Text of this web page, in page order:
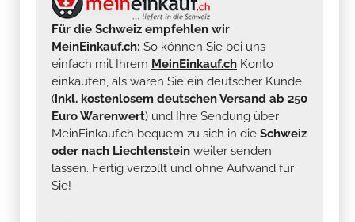
Für die Schweiz empfehlen wir
MeinEinkauf.ch: So können Sie bei uns
einfach mit Ihrem MeinEinkauf.ch Konto
einkaufen, als wären Sie ein deutscher Kunde
(inkl. kostenlosem deutschen Versand ab 250
Euro Warenwert) und Ihre Sendung über
MeinEinkauf.ch bequem zu sich in die Schweiz
oder nach Liechtenstein weiter senden
lassen. Fertig verzollt und ohne Aufwand für
Sie!